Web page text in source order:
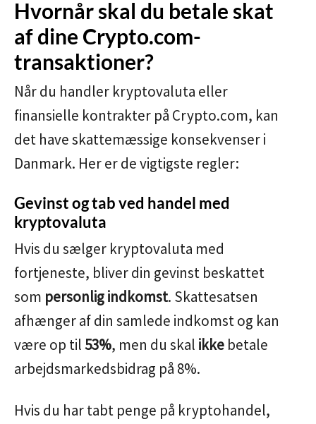
Hvornår skal du betale skat
af dine Crypto.com-
transaktioner?
Når du handler kryptovaluta eller
finansielle kontrakter på Crypto.com, kan
det have skattemæssige konsekvenser i
Danmark. Her er de vigtigste regler:
Gevinst og tab ved handel med
kryptovaluta
Hvis du sælger kryptovaluta med
fortjeneste, bliver din gevinst beskattet
som personlig indkomst. Skattesatsen
afhænger af din samlede indkomst og kan
være op til53%, men du skal ikke betale
arbejdsmarkedsbidrag på 8%.
Hvis du har tabt penge på kryptohandel,